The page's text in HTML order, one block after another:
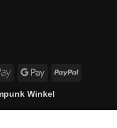
Apple
Google
PayPal
Winkel